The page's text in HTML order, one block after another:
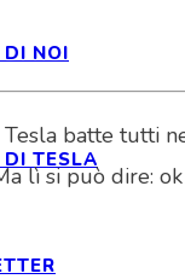
DI NOI
DI TESLA
Tesla batte tutti
lì si può dire: